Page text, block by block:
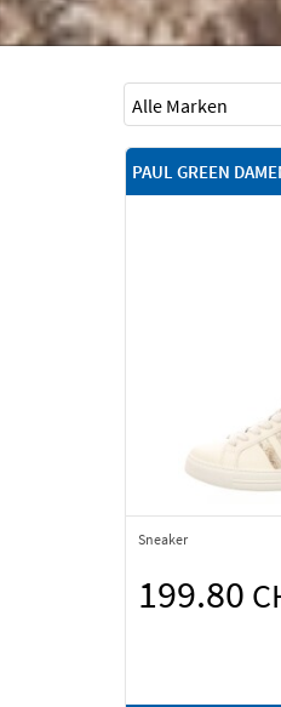
PAUL GREEN
Sneaker
199.80